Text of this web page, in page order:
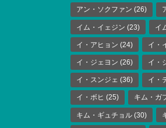
アン・ソクファン (26)
イム・イェジン (23) イ
イ・アヒョン (24) イ・
イ・ジェヨン (26) イ・
イ・スンジェ (36) イ・
イ・ボヒ (25) キム・ガ
キム・ギュチョル (30)